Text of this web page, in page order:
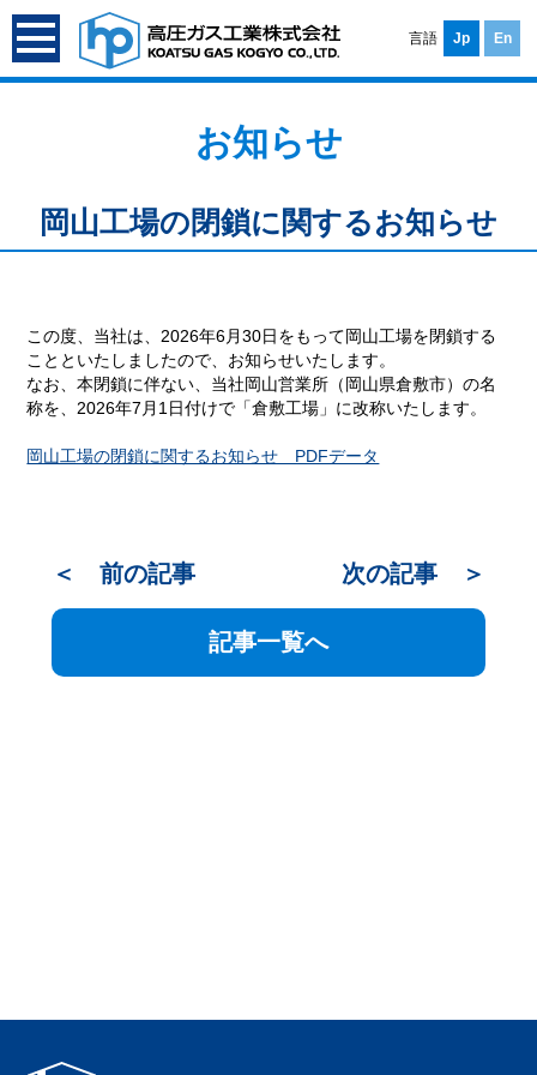
言語 Jp En
お知らせ
岡山工場の閉鎖に関するお知らせ
この度、当社は、2026年6月30日をもって岡山工場を閉鎖する
ことといたしましたので、お知らせいたします。
なお、本閉鎖に伴ない、当社岡山営業所（岡山県倉敷市）の名
称を、2026年7月1日付けで「倉敷工場」に改称いたします。
岡山工場の閉鎖に関するお知らせ PDFデータ
＜ 前の記事 次の記事 ＞
記事一覧へ